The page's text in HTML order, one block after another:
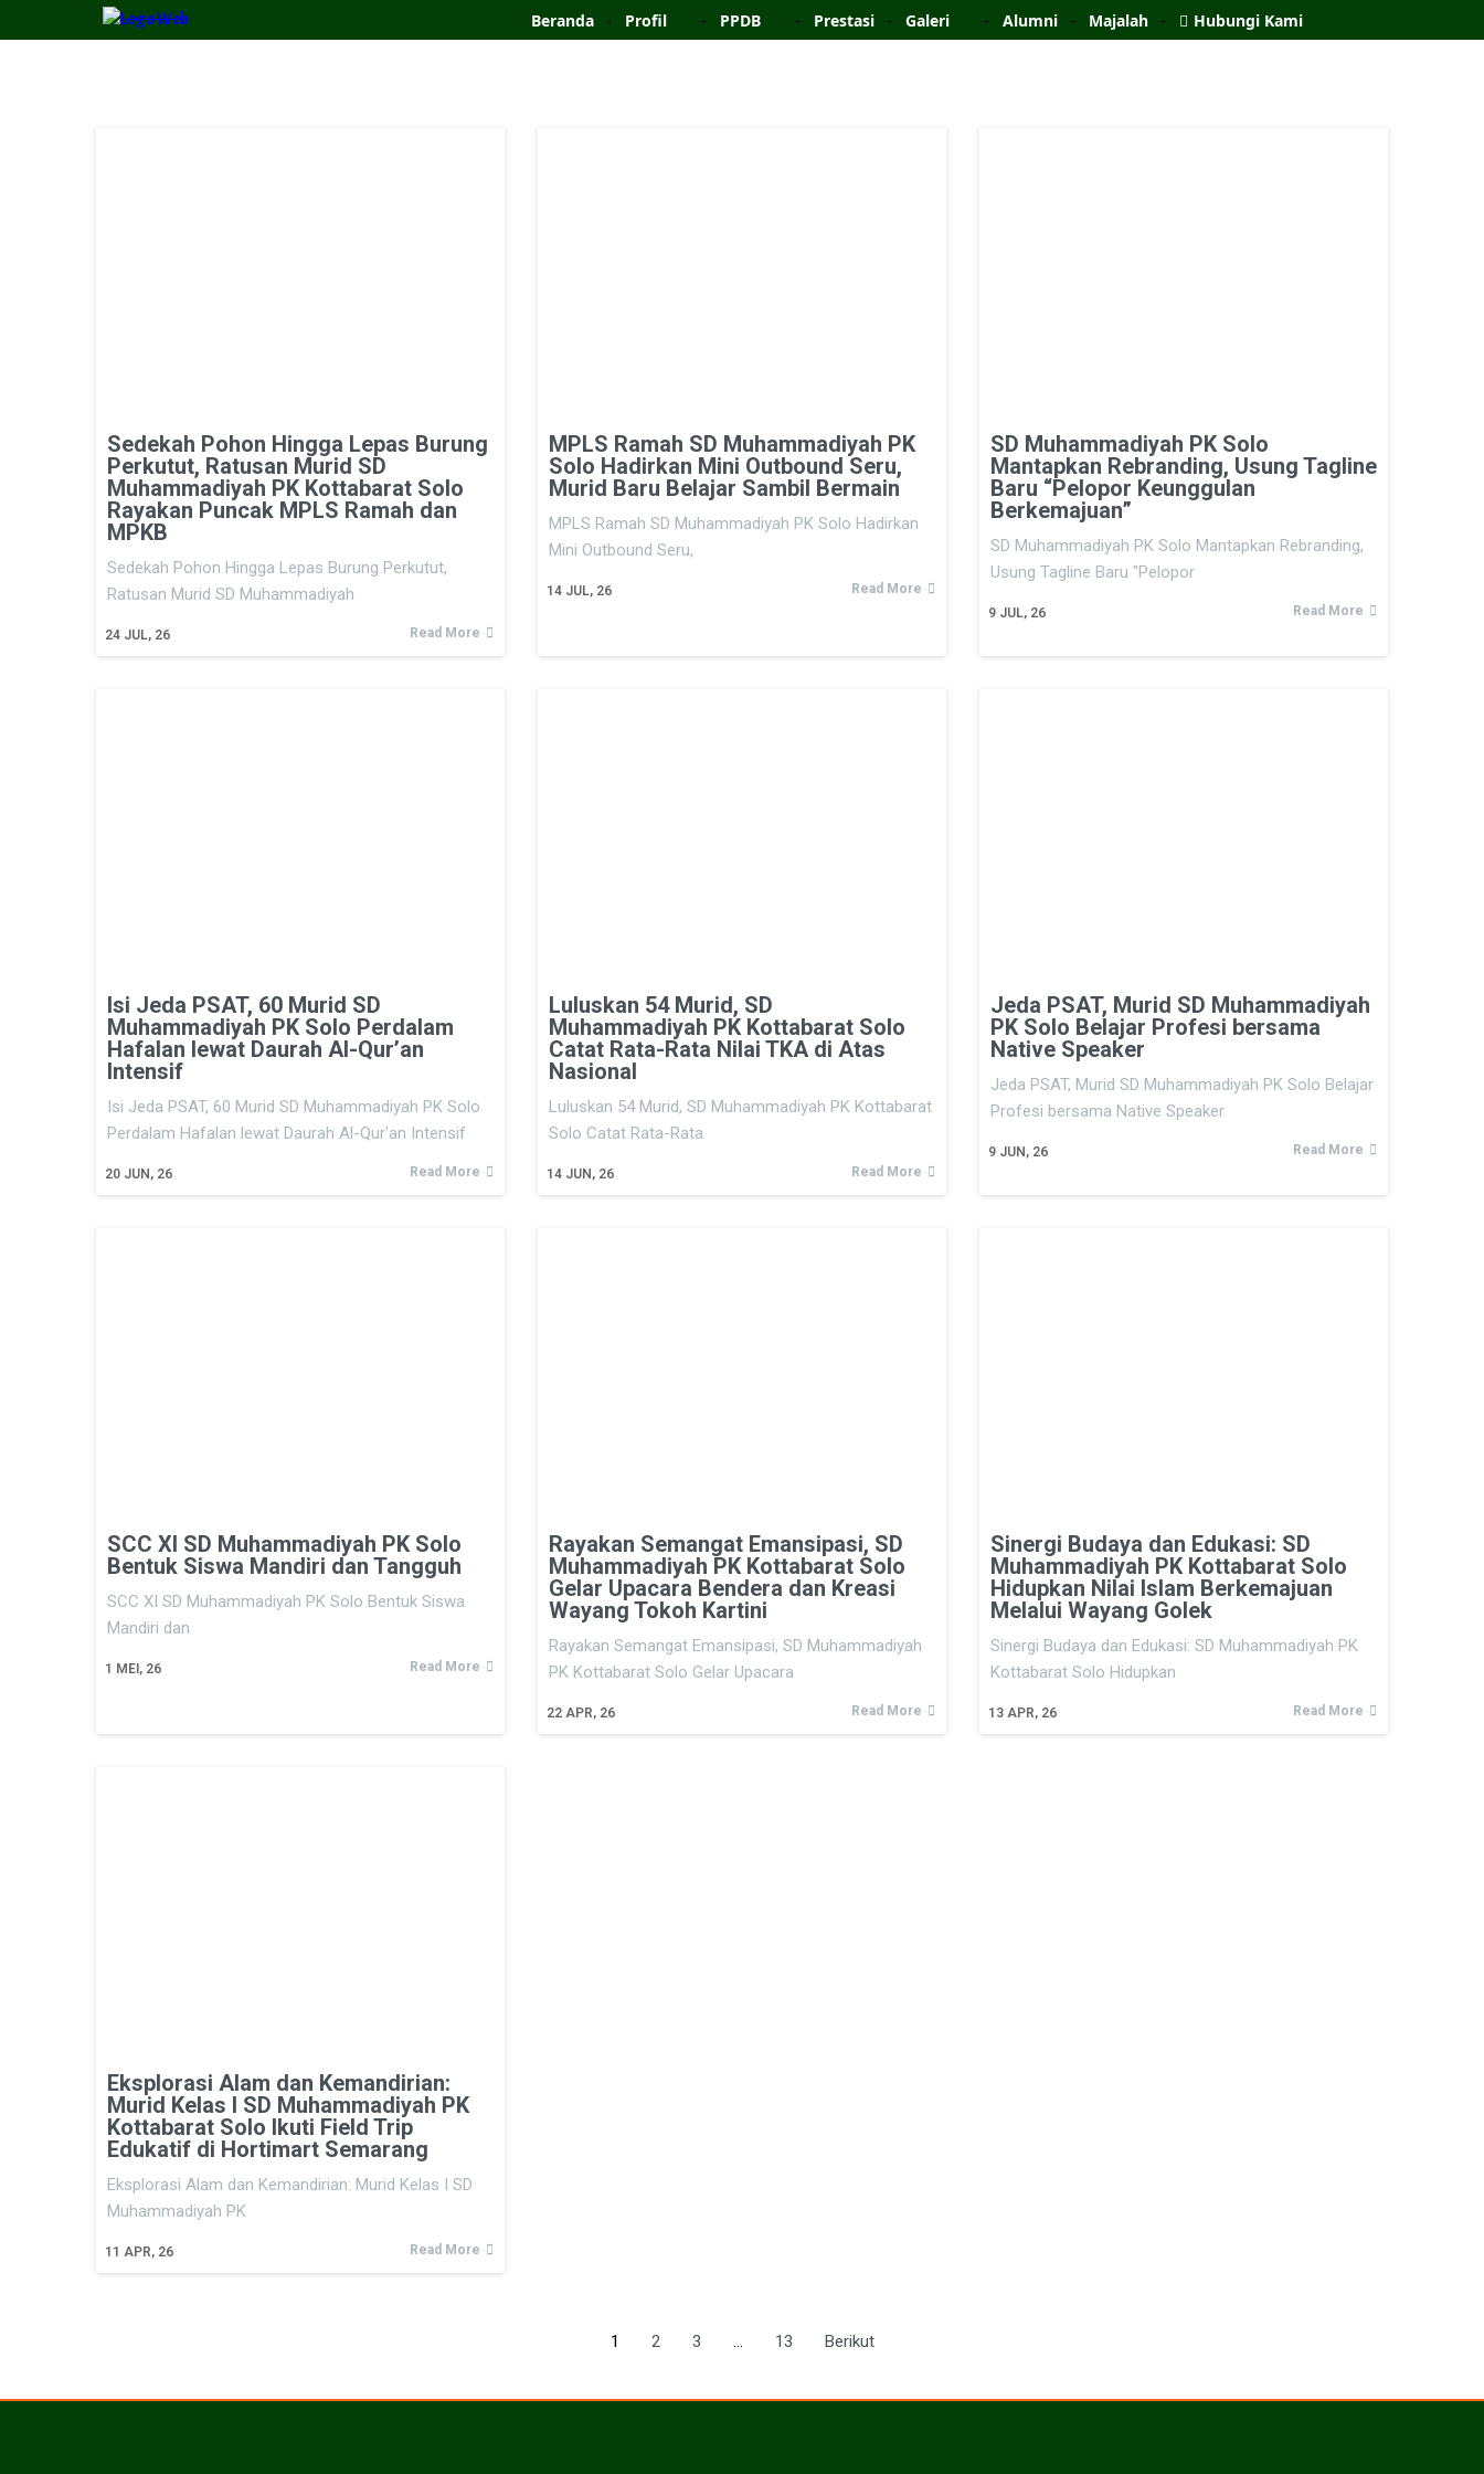
Beranda Profil PPDB Prestasi Galeri Alumni Majalah Hubungi Kami
Sedekah Pohon Hingga Lepas Burung
Perkutut, Ratusan Murid SD
Muhammadiyah PK Kottabarat Solo
Rayakan Puncak MPLS Ramah dan
MPKB
24 JUL, 26
Sedekah Pohon Hingga Lepas Burung Perkutut,
Ratusan Murid SD Muhammadiyah
Read More
MPLS Ramah SD Muhammadiyah PK
Solo Hadirkan Mini Outbound Seru,
Murid Baru Belajar Sambil Bermain
14 JUL, 26
MPLS Ramah SD Muhammadiyah PK Solo Hadirkan
Mini Outbound Seru,
Read More
SD Muhammadiyah PK Solo
Mantapkan Rebranding, Usung Tagline
Baru “Pelopor Keunggulan
Berkemajuan”
9 JUL, 26
SD Muhammadiyah PK Solo Mantapkan Rebranding,
Usung Tagline Baru "Pelopor
Read More
Isi Jeda PSAT, 60 Murid SD
Muhammadiyah PK Solo Perdalam
Hafalan lewat Daurah Al-Qur’an
Intensif
20 JUN, 26
Isi Jeda PSAT, 60 Murid SD Muhammadiyah PK Solo
Perdalam Hafalan lewat Daurah Al-Qur'an Intensif
Read More
Luluskan 54 Murid, SD
Muhammadiyah PK Kottabarat Solo
Catat Rata-Rata Nilai TKA di Atas
Nasional
14 JUN, 26
Luluskan 54 Murid, SD Muhammadiyah PK Kottabarat
Solo Catat Rata-Rata
Read More
Jeda PSAT, Murid SD Muhammadiyah
PK Solo Belajar Profesi bersama
Native Speaker
9 JUN, 26
Jeda PSAT, Murid SD Muhammadiyah PK Solo Belajar
Profesi bersama Native Speaker
Read More
SCC XI SD Muhammadiyah PK Solo
Bentuk Siswa Mandiri dan Tangguh
1 MEI, 26
SCC XI SD Muhammadiyah PK Solo Bentuk Siswa
Mandiri dan
Read More
Rayakan Semangat Emansipasi, SD
Muhammadiyah PK Kottabarat Solo
Gelar Upacara Bendera dan Kreasi
Wayang Tokoh Kartini
22 APR, 26
Rayakan Semangat Emansipasi, SD Muhammadiyah
PK Kottabarat Solo Gelar Upacara
Read More
Sinergi Budaya dan Edukasi: SD
Muhammadiyah PK Kottabarat Solo
Hidupkan Nilai Islam Berkemajuan
Melalui Wayang Golek
13 APR, 26
Sinergi Budaya dan Edukasi: SD Muhammadiyah PK
Kottabarat Solo Hidupkan
Read More
Eksplorasi Alam dan Kemandirian:
Murid Kelas I SD Muhammadiyah PK
Kottabarat Solo Ikuti Field Trip
Edukatif di Hortimart Semarang
11 APR, 26
Eksplorasi Alam dan Kemandirian: Murid Kelas I SD
Muhammadiyah PK
Read More
1 2 3 … 13 Berikut